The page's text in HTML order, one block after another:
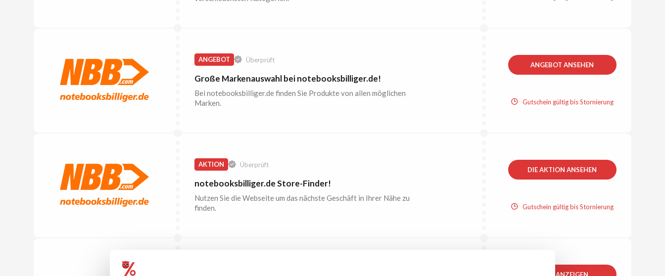
ANGEBOT Überprüft
Große Markenauswahl bei notebooksbilliger.de!
Bei notebooksbilliger.de finden Sie Produkte von allen möglichen
Marken.
ANGEBOT ANSEHEN
Gutschein gültig bis Stornierung
AKTION Überprüft
notebooksbilliger.de Store-Finder!
Nutzen Sie die Webseite um das nächste Geschäft in Ihrer Nähe zu
finden.
DIE AKTION ANSEHEN
Gutschein gültig bis Stornierung
CODE ANZEIGEN